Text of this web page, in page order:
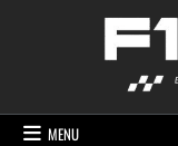
MENU